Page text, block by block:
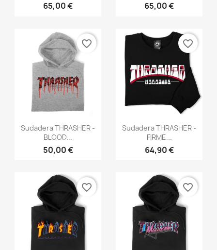
65,00 € 65,00 €
Vista rápida
Sudadera THRASHER -
BLOOD...
50,00 €
favorite_border
Vista rápida
Sudadera THRASHER -
FIRME...
64,90 €
favorite_border
favorite_border favorite_border